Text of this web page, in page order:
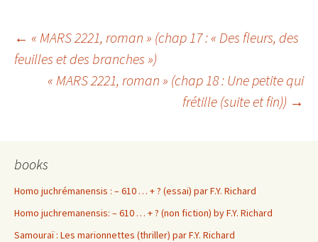
Navigation
des
← « MARS 2221, roman » (chap 17 : « Des fleurs, des
feuilles et des branches »)
« MARS 2221, roman » (chap 18 : Une petite qui
frétille (suite et fin)) →
books
Homo juchrémanensis : – 610 … + ? (essai) par F.Y. Richard
Homo juchremanensis: – 610 … + ? (non fiction) by F.Y. Richard
Samouraï : Les marionnettes (thriller) par F.Y. Richard